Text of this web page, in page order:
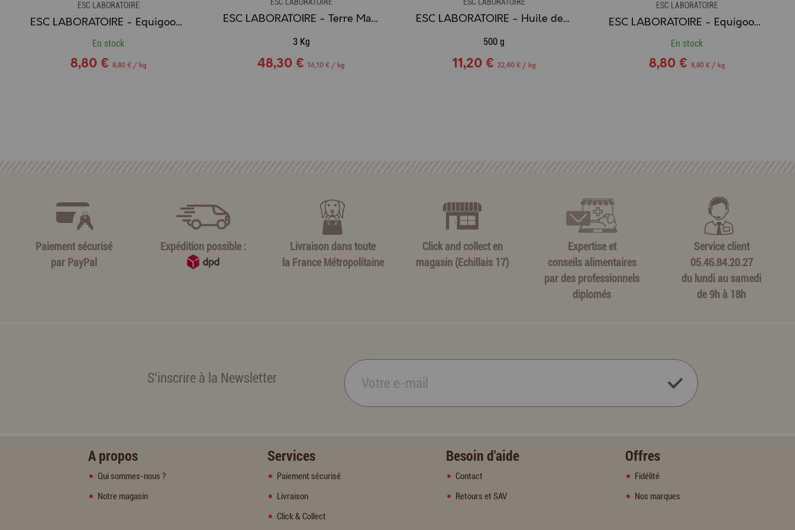
ESC LABORATOIRE
ESC LABORATOIRE - Equigood Friandise Chevaux RÉGLISSE
En stock
8,80 € 8,80 € / kg
ESC LABORATOIRE
ESC LABORATOIRE - Terre Marine / Décontraction & Récupération - 3kg
3 Kg
48,30 € 16,10 € / kg
ESC LABORATOIRE
ESC LABORATOIRE - Huile de Coco, peau et sabots secs - 500g
500 g
11,20 € 22,40 € / kg
ESC LABORATOIRE
ESC LABORATOIRE - Equigood Friandise Chevaux AIL
En stock
8,80 € 8,80 € / kg
Paiement sécurisé
par PayPal
Expédition possible :
Livraison dans toute
la France Métropolitaine
Click and collect en
magasin (Echillais 17)
Expertise et
conseils alimentaires
par des professionnels
diplomés
Service client
05.46.84.20.27
du lundi au samedi
de 9h à 18h
S'inscrire à la Newsletter
A propos
Qui sommes-nous ?
Notre magasin
Services
Paiement sécurisé
Livraison
Click & Collect
Besoin d'aide
Contact
Retours et SAV
Offres
Fidélité
Nos marques